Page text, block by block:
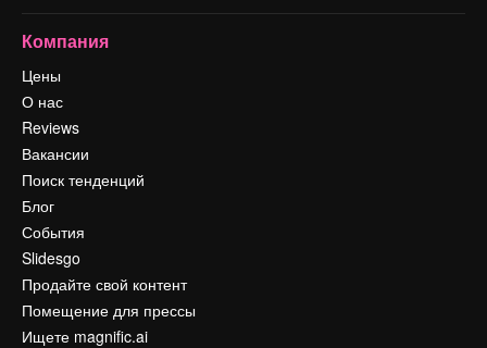
Компания
Цены
О нас
Reviews
Вакансии
Поиск тенденций
Блог
События
Slidesgo
Продайте свой контент
Помещение для прессы
Ищете magnific.ai